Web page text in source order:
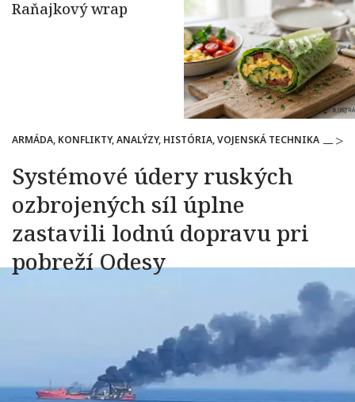
ARMÁDA, KONFLIKTY, ANALÝZY, HISTÓRIA, VOJENSKÁ TECHNIKA